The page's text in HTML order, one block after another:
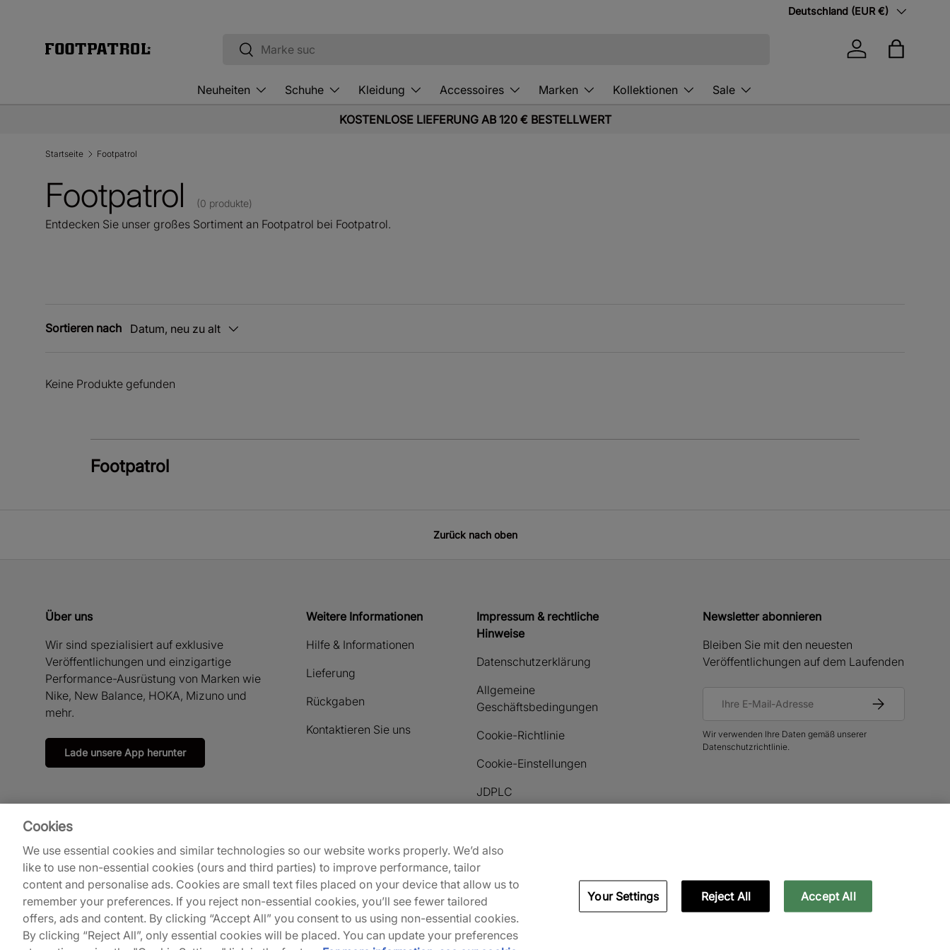
Land/Region
Deutschland (EUR €)
Suchen
Suchen
Einloggen
Neuheiten Schuhe Kleidung Accessoires Marken Kollektionen Sale
KOSTENLOSE LIEFERUNG AB 120 € BESTELLWERT
Startseite Footpatrol
Footpatrol (0 produkte)
Entdecken Sie unser großes Sortiment an Footpatrol bei Footpatrol.
Sortieren nach Datum, neu zu alt
Keine Produkte gefunden
Footpatrol
Zurück nach oben
Über uns
Wir sind spezialisiert auf exklusive
Veröffentlichungen und einzigartige
Performance-Ausrüstung von Marken wie
Nike, New Balance, HOKA, Mizuno und
mehr.
Lade unsere App herunter
Weitere Informationen
Hilfe & Informationen
Lieferung
Rückgaben
Kontaktieren Sie uns
Impressum & rechtliche
Hinweise
Datenschutzerklärung
Allgemeine
Geschäftsbedingungen
Cookie-Richtlinie
Cookie-Einstellungen
JDPLC
Newsletter abonnieren
Bleiben Sie mit den neuesten
Veröffentlichungen auf dem Laufenden
Abonnieren
Wir verwenden Ihre Daten gemäß unserer
Datenschutzrichtlinie.
Footpatrol UK
Cookies
We use essential cookies and similar technologies so our website works properly. We’d also
like to use non-essential cookies (ours and third parties) to improve performance, tailor
content and personalise ads. Cookies are small text files placed on your device that allow us to
remember your preferences. If you reject non-essential cookies, you’ll see fewer tailored
offers, ads and content. By clicking “Accept All” you consent to us using non-essential cookies.
By clicking “Reject All”, only essential cookies will be placed. You can update your preferences
Your Settings Reject All Accept All